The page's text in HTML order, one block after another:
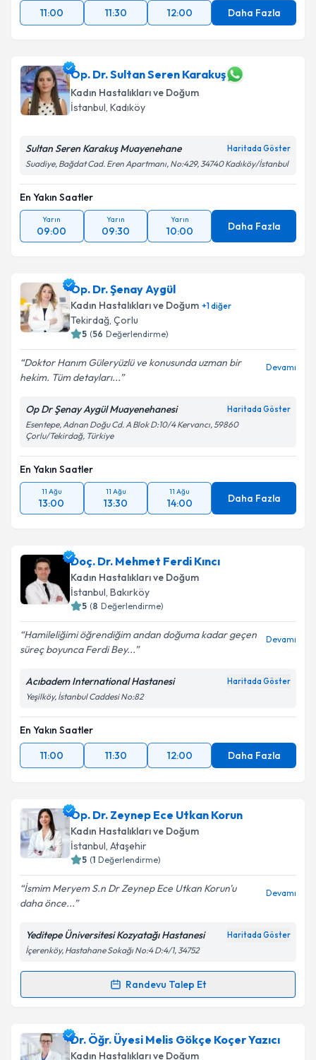
11:00
11:30 12:00 Daha Fazla
Op. Dr. Sultan Seren Karakuş
Kadın Hastalıkları ve Doğum
İstanbul, Kadıköy
Sultan Seren Karakuş Muayenehane Haritada Göster
Suadiye, Bağdat Cad. Eren Apartmanı, No:429, 34740 Kadıköy/İstanbul
En Yakın Saatler
Yarın
09:00
Yarın
09:30
Yarın
10:00 Daha Fazla
Op. Dr. Şenay Aygül
Kadın Hastalıkları ve Doğum +1diğer
Tekirdağ, Çorlu
5 (56 Değerlendirme)
Doktor Hanım Güleryüzlü ve konusunda uzman bir
hekim. Tüm detayları...
Devamı
Op Dr Şenay Aygül Muayenehanesi Haritada Göster
Esentepe, Adnan Doğu Cd. A Blok D:10/4 Kervancı, 59860
Çorlu/Tekirdağ, Türkiye
En Yakın Saatler
11 Ağu
13:00
11 Ağu
13:30
11 Ağu
14:00 Daha Fazla
Doç. Dr. Mehmet Ferdi Kıncı
Kadın Hastalıkları ve Doğum
İstanbul, Bakırköy
5 (8 Değerlendirme)
Hamileliğimi öğrendiğim andan doğuma kadar geçen
süreç boyunca Ferdi Bey...
Devamı
Acıbadem International Hastanesi Haritada Göster
Yeşilköy, İstanbul Caddesi No:82
En Yakın Saatler
11:00
11:30 12:00 Daha Fazla
Op. Dr. Zeynep Ece Utkan Korun
Kadın Hastalıkları ve Doğum
İstanbul, Ataşehir
5 (1 Değerlendirme)
İsmim Meryem S.n Dr Zeynep Ece Utkan Korun'u
daha önce...
Devamı
Yeditepe Üniversitesi Kozyatağı Hastanesi Haritada Göster
İçerenköy, Hastahane Sokağı No:4 D:4/1, 34752
Randevu Talep Et
Randevu Takvimi Talebi
Op. Dr. Zeynep Ece Utkan Koruniçin randevu
takvimi talebi oluşturun. Size bu uzmandan randevu
Dr. Öğr. Üyesi Melis Gökçe Koçer Yazıcı
Kadın Hastalıkları ve Doğum